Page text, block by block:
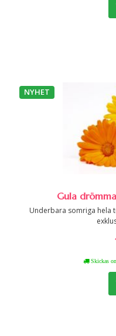
NYHET
Gula
Underbara somriga hela
Skickas